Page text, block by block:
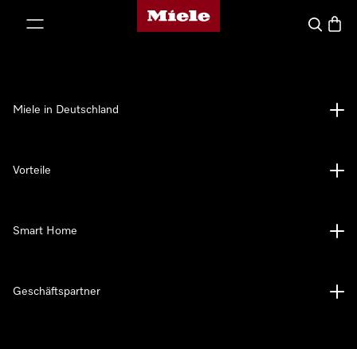
Miele-Homepage
Suche
Miele in Deutschland
Vorteile
Smart Home
Geschäftspartner